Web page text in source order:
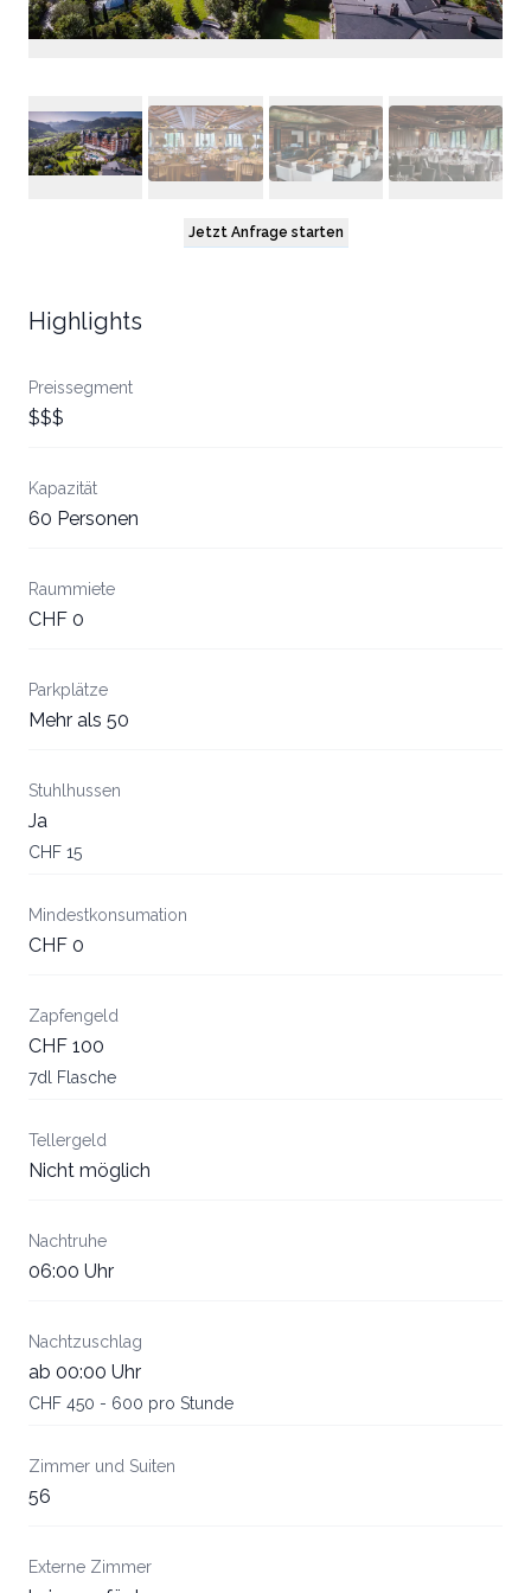
Jetzt Anfrage starten
Highlights
Preissegment
$$$
Kapazität
60 Personen
Raummiete
CHF 0
Parkplätze
Mehr als 50
Stuhlhussen
Ja
CHF 15
Mindestkonsumation
CHF 0
Zapfengeld
CHF 100
7dl Flasche
Tellergeld
Nicht möglich
Nachtruhe
06:00 Uhr
Nachtzuschlag
ab 00:00 Uhr
CHF 450 - 600 pro Stunde
Zimmer und Suiten
56
Externe Zimmer